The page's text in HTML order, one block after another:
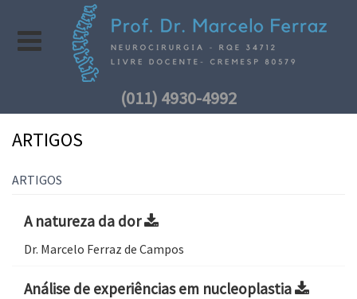
(011) 4930-4992
ARTIGOS
ARTIGOS
A natureza da dor
Dr. Marcelo Ferraz de Campos
Análise de experiências em nucleoplastia